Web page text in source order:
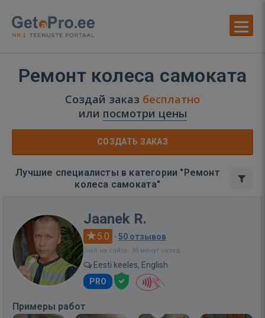
Ремонт колеса самоката
Создай заказ бесплатно
или посмотри цены
СОЗДАТЬ ЗАКАЗ
Лучшие специалисты в категории "Ремонт
колеса самоката"
Jaanek R.
5.0 · 50 отзывов
Был на сайте: 35 минут назад
Eesti keeles, English
PRO
Примеры работ